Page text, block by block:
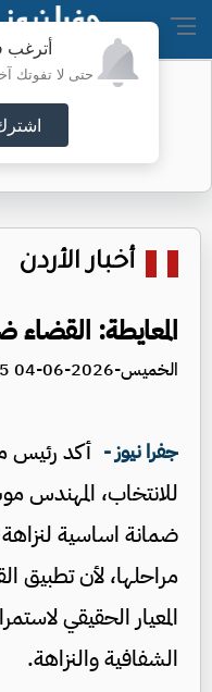
أترغب
حتى لا تفوتك
أخبار الأردن
المعايطة: القضاء
الخميس-2026-06-04 09:15 am
جفرا نيوز - أكد رئيس
للانتخاب، المهندس
ضمانة اساسية لنزاهة
مراحلها، لأن تطبيق
المعيار الحقيقي
الشفافية والنزاهة.